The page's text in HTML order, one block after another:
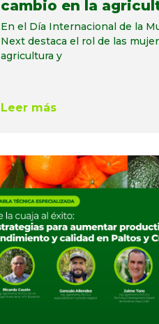
cambio en la
En el Día Internacional de la
Next destaca el rol de las
agricultura y
Leer más